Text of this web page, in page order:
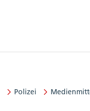
Polizei